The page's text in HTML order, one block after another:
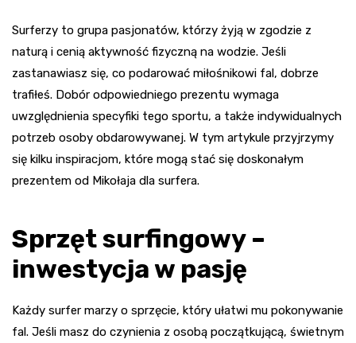
Surferzy to grupa pasjonatów, którzy żyją w zgodzie z
naturą i cenią aktywność fizyczną na wodzie. Jeśli
zastanawiasz się, co podarować miłośnikowi fal, dobrze
trafiłeś. Dobór odpowiedniego prezentu wymaga
uwzględnienia specyfiki tego sportu, a także indywidualnych
potrzeb osoby obdarowywanej. W tym artykule przyjrzymy
się kilku inspiracjom, które mogą stać się doskonałym
prezentem od Mikołaja dla surfera.
Sprzęt surfingowy –
inwestycja w pasję
Każdy surfer marzy o sprzęcie, który ułatwi mu pokonywanie
fal. Jeśli masz do czynienia z osobą początkującą, świetnym